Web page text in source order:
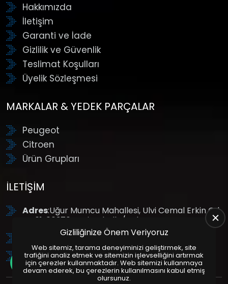
Hakkımızda
İletişim
Garanti ve İade
Gizlilik ve Güvenlik
Teslimat Koşulları
Üyelik Sözleşmesi
MARKALAR & YEDEK PARÇALAR
Peugeot
Citroen
Ürün Grupları
İLETIŞIM
Adres:Uğur Mumcu Mahallesi, Ulvi Cemal Erkin Cd.
No:61, 06370 Yenimahalle/Ankara
: +90 (312) 354 8888
GSM: +90 (532) 343 4085
Gizliliğinize Önem Veriyoruz
Web sitemiz, tarama deneyiminizi geliştirmek, site
trafiğini analiz etmek ve sitemizin işlevselliğini artırmak
için çerezler kullanmaktadır. Web sitemizi kullanmaya
devam ederek, bu çerezlerin kullanılmasını kabul etmiş
olursunuz.